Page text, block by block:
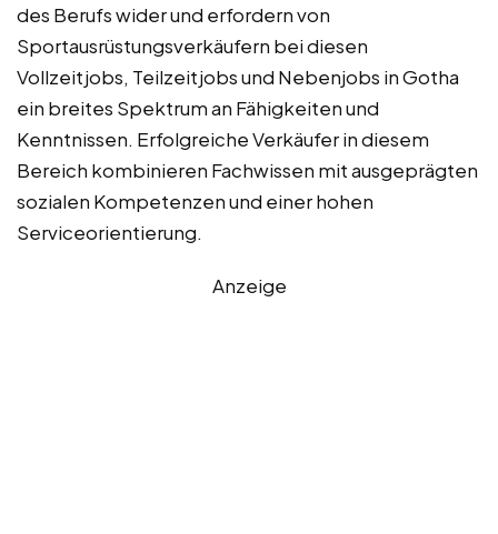
des Berufs wider und erfordern von
Sportausrüstungsverkäufern bei diesen
Vollzeitjobs, Teilzeitjobs und Nebenjobs in Gotha
ein breites Spektrum an Fähigkeiten und
Kenntnissen. Erfolgreiche Verkäufer in diesem
Bereich kombinieren Fachwissen mit ausgeprägten
sozialen Kompetenzen und einer hohen
Serviceorientierung.
Anzeige